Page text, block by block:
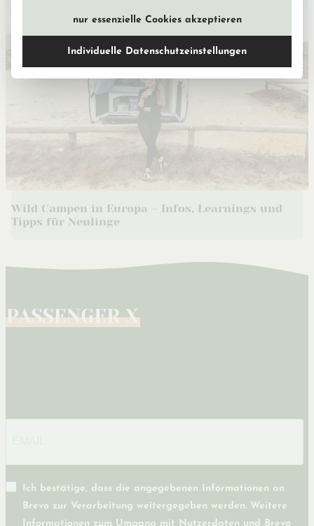
Wild Campen in Europa – Infos, Learnings und
Tipps für Neulinge
Ich bestätige, dass die angegebenen Informationen an
Brevo zur Verarbeitung weitergegeben werden. Weitere
Informationen zum Umgang mit Nutzerdaten und Brevo
nur essenzielle Cookies akzeptieren
Individuelle Datenschutzeinstellungen